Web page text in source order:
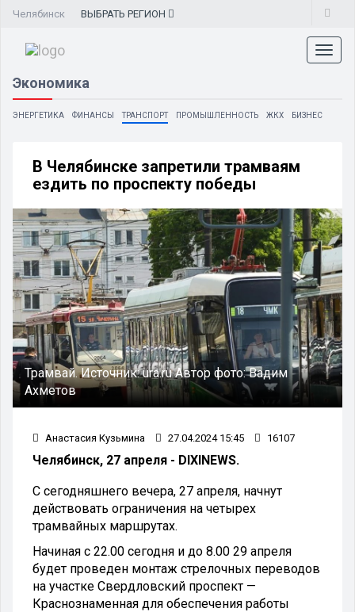
Челябинск ВЫБРАТЬ РЕГИОН
Экономика
ЭНЕРГЕТИКА ФИНАНСЫ ТРАНСПОРТ ПРОМЫШЛЕННОСТЬ ЖКХ БИЗНЕС
В Челябинске запретили трамваям
ездить по проспекту победы
Трамвай.Источник:ura.ruАвтор фото:Вадим
Ахметов
Анастасия Кузьмина 27.04.2024 15:45 16107
Челябинск, 27 апреля - DIXINEWS.
С сегодняшнего вечера, 27 апреля, начнут
действовать ограничения на четырех
трамвайных маршрутах.
Начиная с 22.00 сегодня и до 8.00 29 апреля
будет проведен монтаж стрелочных переводов
на участке Свердловский проспект —
Краснознаменная для обеспечения работы